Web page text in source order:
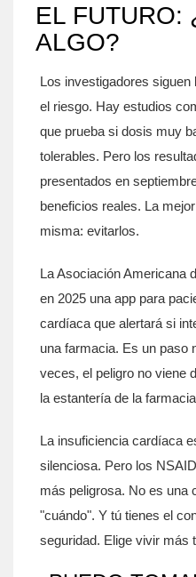
EL FUTURO:
ALGO?
Los investigadores
el riesgo. Hay estudios
que prueba si dosis muy
tolerables. Pero los
presentados en
beneficios reales. La
misma: evitarlos.
La Asociación Americana
en 2025 una app para
cardíaca que alertará si
una farmacia. Es un paso
veces, el peligro no viene
la estantería de la
La insuficiencia cardíaca
silenciosa. Pero los
más peligrosa. No es una
"cuándo". Y tú tienes el
seguridad. Elige vivir más